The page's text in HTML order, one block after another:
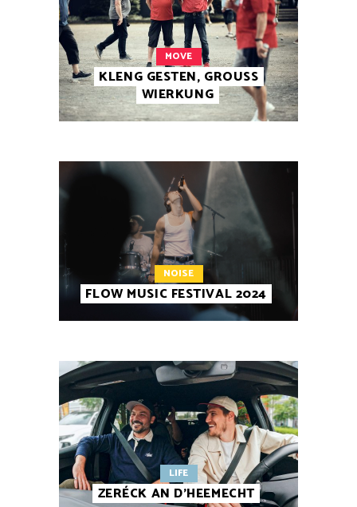
MOVE
KLENG GESTEN, GROUSS
WIERKUNG
NOISE
FLOW MUSIC FESTIVAL 2024
LIFE
ZERÉCK AN D’HEEMECHT